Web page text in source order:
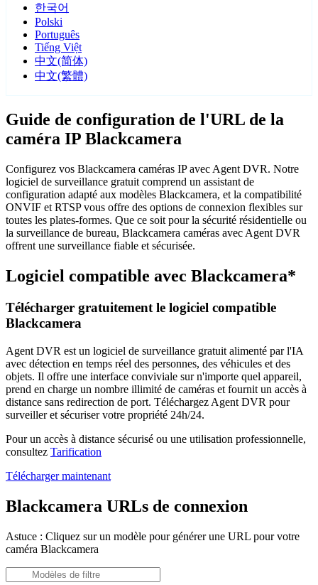
한국어
Polski
Português
Tiếng Việt
中文(简体)
中文(繁體)
Guide de configuration de l'URL de la
caméra IP Blackcamera
Configurez vos Blackcamera caméras IP avec Agent DVR. Notre
logiciel de surveillance gratuit comprend un assistant de
configuration adapté aux modèles Blackcamera, et la compatibilité
ONVIF et RTSP vous offre des options de connexion flexibles sur
toutes les plates-formes. Que ce soit pour la sécurité résidentielle ou
la surveillance de bureau, Blackcamera caméras avec Agent DVR
offrent une surveillance fiable et sécurisée.
Logiciel compatible avec Blackcamera*
Télécharger gratuitement le logiciel compatible
Blackcamera
Agent DVR est un logiciel de surveillance gratuit alimenté par l'IA
avec détection en temps réel des personnes, des véhicules et des
objets. Il offre une interface conviviale sur n'importe quel appareil,
prend en charge un nombre illimité de caméras et fournit un accès à
distance sans redirection de port. Téléchargez Agent DVR pour
surveiller et sécuriser votre propriété 24h/24.
Pour un accès à distance sécurisé ou une utilisation professionnelle,
consultez Tarification
Télécharger maintenant
Blackcamera URLs de connexion
Astuce : Cliquez sur un modèle pour générer une URL pour votre
caméra Blackcamera